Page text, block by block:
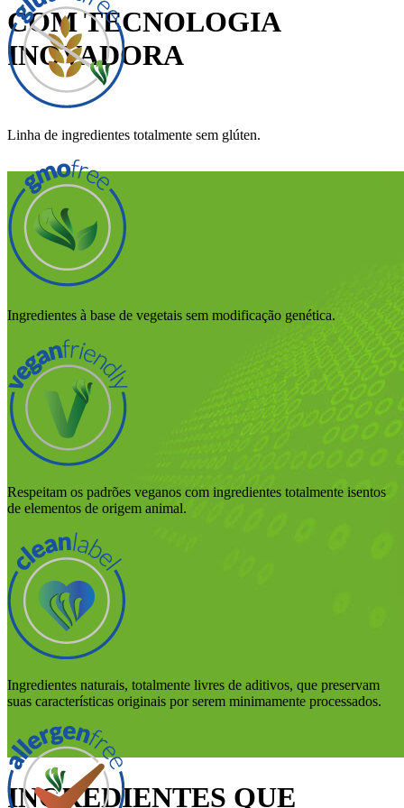
COM TECNOLOGIA
INOVADORA
INGREDIENTES QUE
Linha de ingredientes totalmente sem glúten.
Ingredientes à base de vegetais sem modificação genética.
Respeitam os padrões veganos com ingredientes totalmente isentos
de elementos de origem animal.
Ingredientes naturais, totalmente livres de aditivos, que preservam
suas características originais por serem minimamente processados.